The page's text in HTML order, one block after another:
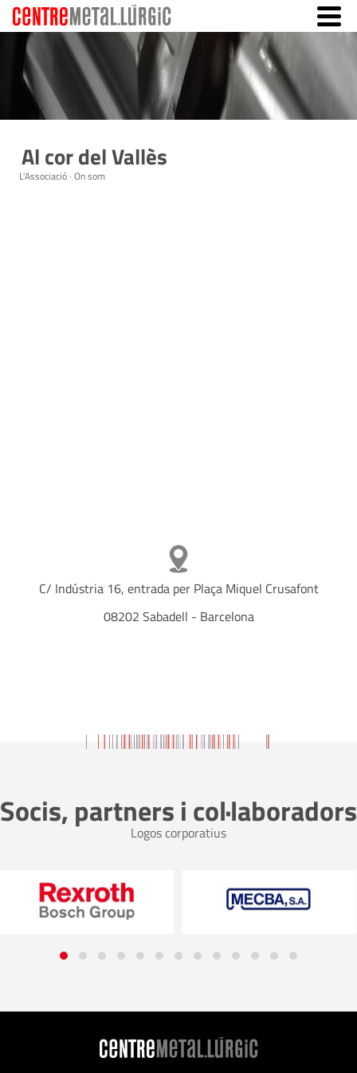
Al cor del Vallès
L'Associació · On som
C/ Indústria 16, entrada per Plaça Miquel Crusafont
08202 Sabadell - Barcelona
Socis, partners i col·laboradors
Logos corporatius